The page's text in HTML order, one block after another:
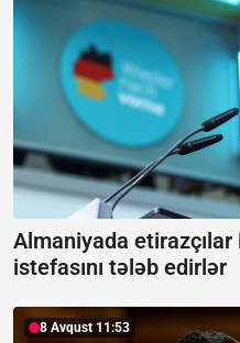
Almaniyada
istefasını tələb edirlər
8 Avqust 11:53